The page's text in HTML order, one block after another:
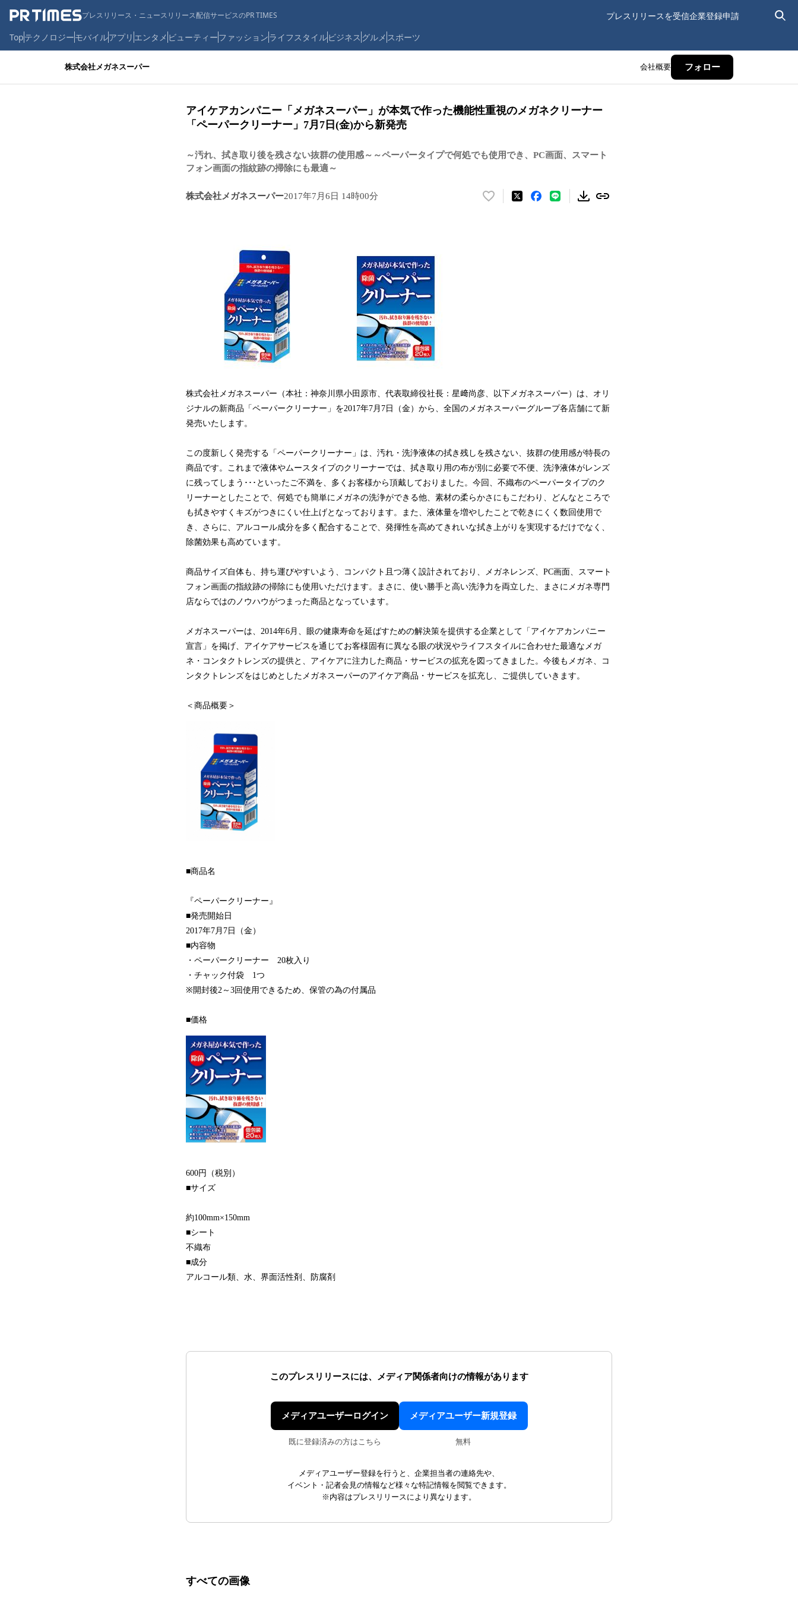
プレスリリース・ニュースリリース配信サービスのPR TIMES プレスリリースを受信企業登録申請
Topテクノロジーモバイルアプリ エンタメ ビューティーファッションライフスタイルビジネス グルメ スポーツ
株式会社メガネスーパー 会社概要 フォロー
アイケアカンパニー「メガネスーパー」が本気で作った機能性重視のメガネクリーナー
「ペーパークリーナー」7月7日(金)から新発売
～汚れ、拭き取り後を残さない抜群の使用感～～ペーパータイプで何処でも使用でき、PC画面、スマート
フォン画面の指紋跡の掃除にも最適～
株式会社メガネスーパー2017年7月6日 14時00分
い
株式会社メガネスーパー（本社：神奈川県小田原市、代表取締役社長：星﨑尚彦、以下メガネスーパー）は、オリ
ジナルの新商品「ペーパークリーナー」を2017年7月7日（金）から、全国のメガネスーパーグループ各店舗にて新
発売いたします。
この度新しく発売する「ペーパークリーナー」は、汚れ・洗浄液体の拭き残しを残さない、抜群の使用感が特長の
商品です。これまで液体やムースタイプのクリーナーでは、拭き取り用の布が別に必要で不便、洗浄液体がレンズ
に残ってしまう･･･といったご不満を、多くお客様から頂戴しておりました。今回、不織布のペーパータイプのク
リーナーとしたことで、何処でも簡単にメガネの洗浄ができる他、素材の柔らかさにもこだわり、どんなところで
も拭きやすくキズがつきにくい仕上げとなっております。また、液体量を増やしたことで乾きにくく数回使用で
き、さらに、アルコール成分を多く配合することで、発揮性を高めてきれいな拭き上がりを実現するだけでなく、
除菌効果も高めています。
商品サイズ自体も、持ち運びやすいよう、コンパクト且つ薄く設計されており、メガネレンズ、PC画面、スマート
フォン画面の指紋跡の掃除にも使用いただけます。まさに、使い勝手と高い洗浄力を両立した、まさにメガネ専門
店ならではのノウハウがつまった商品となっています。
メガネスーパーは、2014年6月、眼の健康寿命を延ばすための解決策を提供する企業として「アイケアカンパニー
宣言」を掲げ、アイケアサービスを通じてお客様固有に異なる眼の状況やライフスタイルに合わせた最適なメガ
ネ・コンタクトレンズの提供と、アイケアに注力した商品・サービスの拡充を図ってきました。今後もメガネ、コ
ンタクトレンズをはじめとしたメガネスーパーのアイケア商品・サービスを拡充し、ご提供していきます。
＜商品概要＞
■商品名
『ペーパークリーナー』
■発売開始日
2017年7月7日（金）
■内容物
・ペーパークリーナー 20枚入り
・チャック付袋 1つ
※開封後2～3回使用できるため、保管の為の付属品
■価格
600円（税別）
■サイズ
約100mm×150mm
■シート
不織布
■成分
アルコール類、水、界面活性剤、防腐剤
このプレスリリースには、 メディア関係者向けの情報があります
メディアユーザーログイン
既に登録済みの方はこちら
メディアユーザー新規登録
無料
メディアユーザー登録を行うと、企業担当者の連絡先や、
イベント・記者会見の情報など様々な特記情報を閲覧できます。
※内容はプレスリリースにより異なります。
すべての画像